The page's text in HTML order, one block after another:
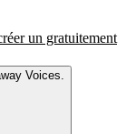
un gratuitement
Voices.